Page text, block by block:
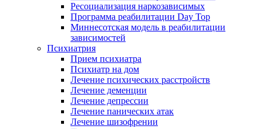
Ресоциализация наркозависимых
Программа реабилитации Day Top
Миннесотская модель в реабилитации
зависимостей
Психиатрия
Прием психиатра
Психиатр на дом
Лечение психических расстройств
Лечение деменции
Лечение депрессии
Лечение панических атак
Лечение шизофрении